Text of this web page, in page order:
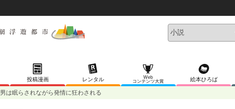
投稿漫画 レンタル
Web
コンテンツ大賞
絵本ひろば
は眠らされながら発情に狂わされる